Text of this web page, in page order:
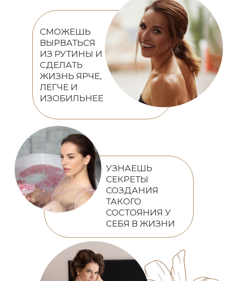
СМОЖЕШЬ
ВЫРВАТЬСЯ
ИЗ РУТИНЫ И
СДЕЛАТЬ
ЖИЗНЬ ЯРЧЕ,
ЛЕГЧЕ И
ИЗОБИЛЬНЕЕ
УЗНАЕШЬ
СЕКРЕТЫ
СОЗДАНИЯ
ТАКОГО
СОСТОЯНИЯ У
СЕБЯ В ЖИЗНИ